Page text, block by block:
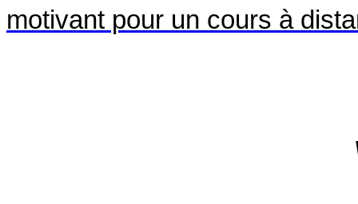
motivant pour un cours à